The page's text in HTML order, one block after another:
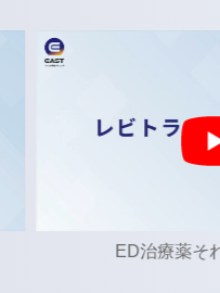
ED治療薬それぞれの説明